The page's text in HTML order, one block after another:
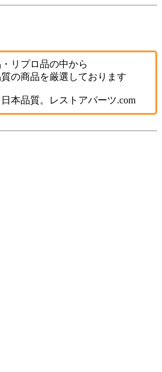
リプロ品の中から
の商品を厳選しております
本品質。レストアパーツ.com